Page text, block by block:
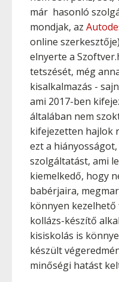
már hasonló
mondjak, az
online
elnyerte a
tetszését, még
kisalkalmazás -
ami 2017-ben
általában nem
kifejezetten hajlok
ezt a
szolgáltatást, ami
kiemelkedő, hogy
babérjaira,
könnyen
kollázs-készítő
kisiskolás is
készült
minőségi hatást